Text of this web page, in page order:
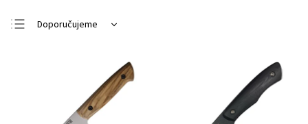
Doporučujeme
Nejprodávanější
Abecedně